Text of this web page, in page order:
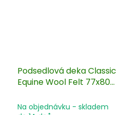
Podsedlová deka Classic
Equine Wool Felt 77x80
Na objednávku - skladem